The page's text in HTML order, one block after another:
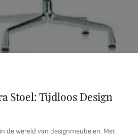
Stoel: Tijdloos Design
de wereld van designmeubelen. Met